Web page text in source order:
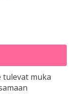
tulevat muka